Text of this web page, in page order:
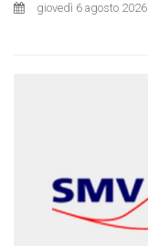
giovedì 6 agosto 2026